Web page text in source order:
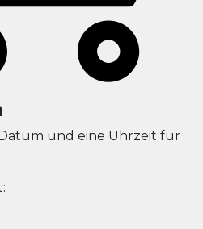
und eine Uhrzeit für